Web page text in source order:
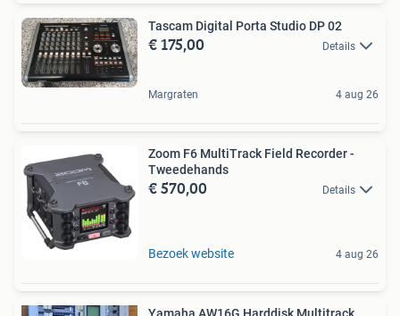
Tascam Digital Porta Studio DP 02
€ 175,00 Details
Margraten 4 aug 26
Zoom F6 MultiTrack Field Recorder -
Tweedehands
€ 570,00 Details
Bezoek website 4 aug 26